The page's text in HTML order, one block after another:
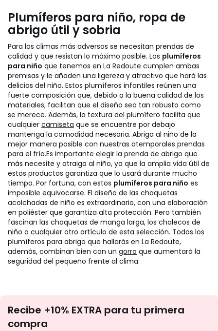
Plumíferos para niño, ropa de
abrigo útil y sobria
Para los climas más adversos se necesitan prendas de
calidad y que resistan lo máximo posible. Los plumíferos
para niño que tenemos en La Redoute cumplen ambas
premisas y le añaden una ligereza y atractivo que hará las
delicias del niño. Estos plumíferos infantiles reúnen una
fuerte composición que, debido a la buena calidad de los
materiales, facilitan que el diseño sea tan robusto como
se merece. Además, la textura del plumífero facilita que
cualquier camiseta que se encuentre por debajo
mantenga la comodidad necesaria. Abriga al niño de la
mejor manera posible con nuestras atemporales prendas
para el frío.Es importante elegir la prenda de abrigo que
más necesite y atraiga al niño, ya que la amplia vida útil de
estos productos garantiza que lo usará durante mucho
tiempo. Por fortuna, con estos plumíferos para niño es
imposible equivocarse. El diseño de las chaquetas
acolchadas de niño es extraordinario, con una elaboración
en poliéster que garantiza alta protección. Pero también
fascinan las chaquetas de manga larga, los chalecos de
niño o cualquier otro artículo de esta selección. Todos los
plumíferos para abrigo que hallarás en La Redoute,
además, combinan bien con un gorro que aumentará la
seguridad del pequeño frente al clima.
te
Recibe +10% EXTRA para tu primera
compra